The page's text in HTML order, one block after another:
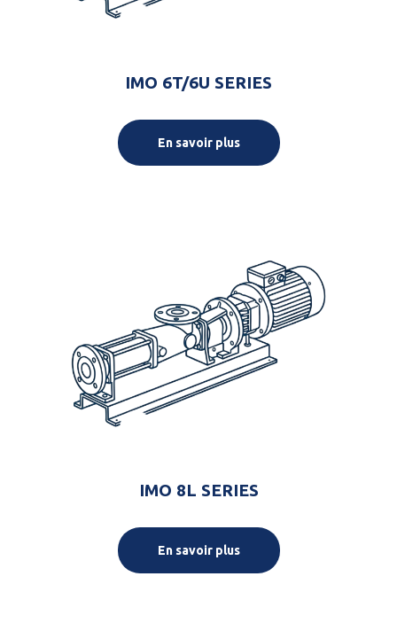
IMO 6T/6U SERIES
En savoir plus
IMO 8L SERIES
En savoir plus